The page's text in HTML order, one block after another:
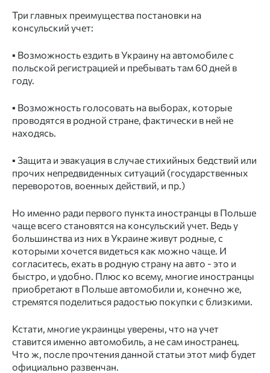
Три главных преимущества постановки на
консульский учет:
▪️ Возможность ездить в Украину на автомобиле с
польской регистрацией и пребывать там 60 дней в
году.
▪️ Возможность голосовать на выборах, которые
проводятся в родной стране, фактически в ней не
находясь.
▪️ Защита и эвакуация в случае стихийных бедствий или
прочих непредвиденных ситуаций (государственных
переворотов, военных действий, и пр.)
Но именно ради первого пункта иностранцы в Польше
чаще всего становятся на консульский учет. Ведь у
большинства из них в Украине живут родные, с
которыми хочется видеться как можно чаще. И
согласитесь, ехать в родную страну на авто - это и
быстро, и удобно. Плюс ко всему, многие иностранцы
приобретают в Польше автомобили и, конечно же,
стремятся поделиться радостью покупки с близкими.
Кстати, многие украинцы уверены, что на учет
ставится именно автомобиль, а не сам иностранец.
Что ж, после прочтения данной статьи этот миф будет
официально развенчан.